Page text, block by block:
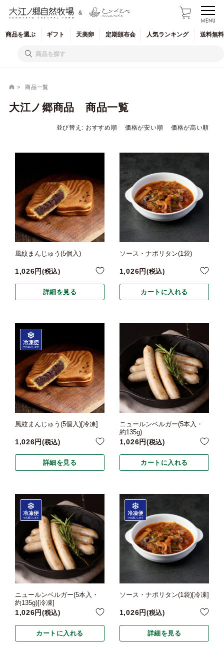
&
商品を選ぶ ギフト 天美卵 定期頒布会 人気ランキング 送料無
商品一覧
大江ノ郷商品 商品一覧
並び替え おすすめ順 価格が安い順 価格が高い順
風紋まんじゅう(5個入)
1,026 税込
詳細を見る
ソース・ナポリタン(1袋)
1,026 税込
カートに入れる
風紋まんじゅう(5個入)[冷凍]
1,026 税込
詳細を見る
ニュールンベルガー(5本入・
約135g)
1,026 税込
カートに入れる
ニュールンベルガー(5本入・
約135g)[冷凍]
1,026 税込
カートに入れる
ソース・ナポリタン(1袋)[冷凍]
1,026 税込
詳細を見る